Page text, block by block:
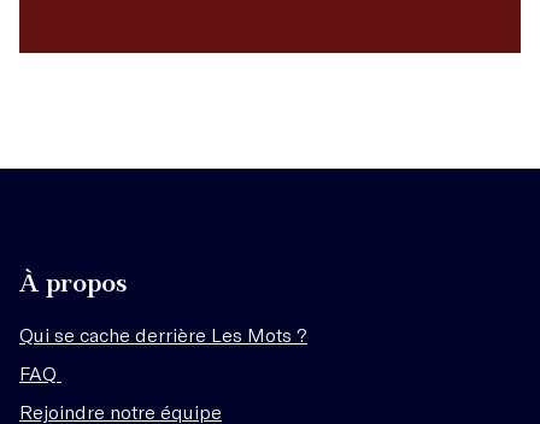
À propos
Qui se cache derrière Les Mots ?
FAQ
Rejoindre notre équipe